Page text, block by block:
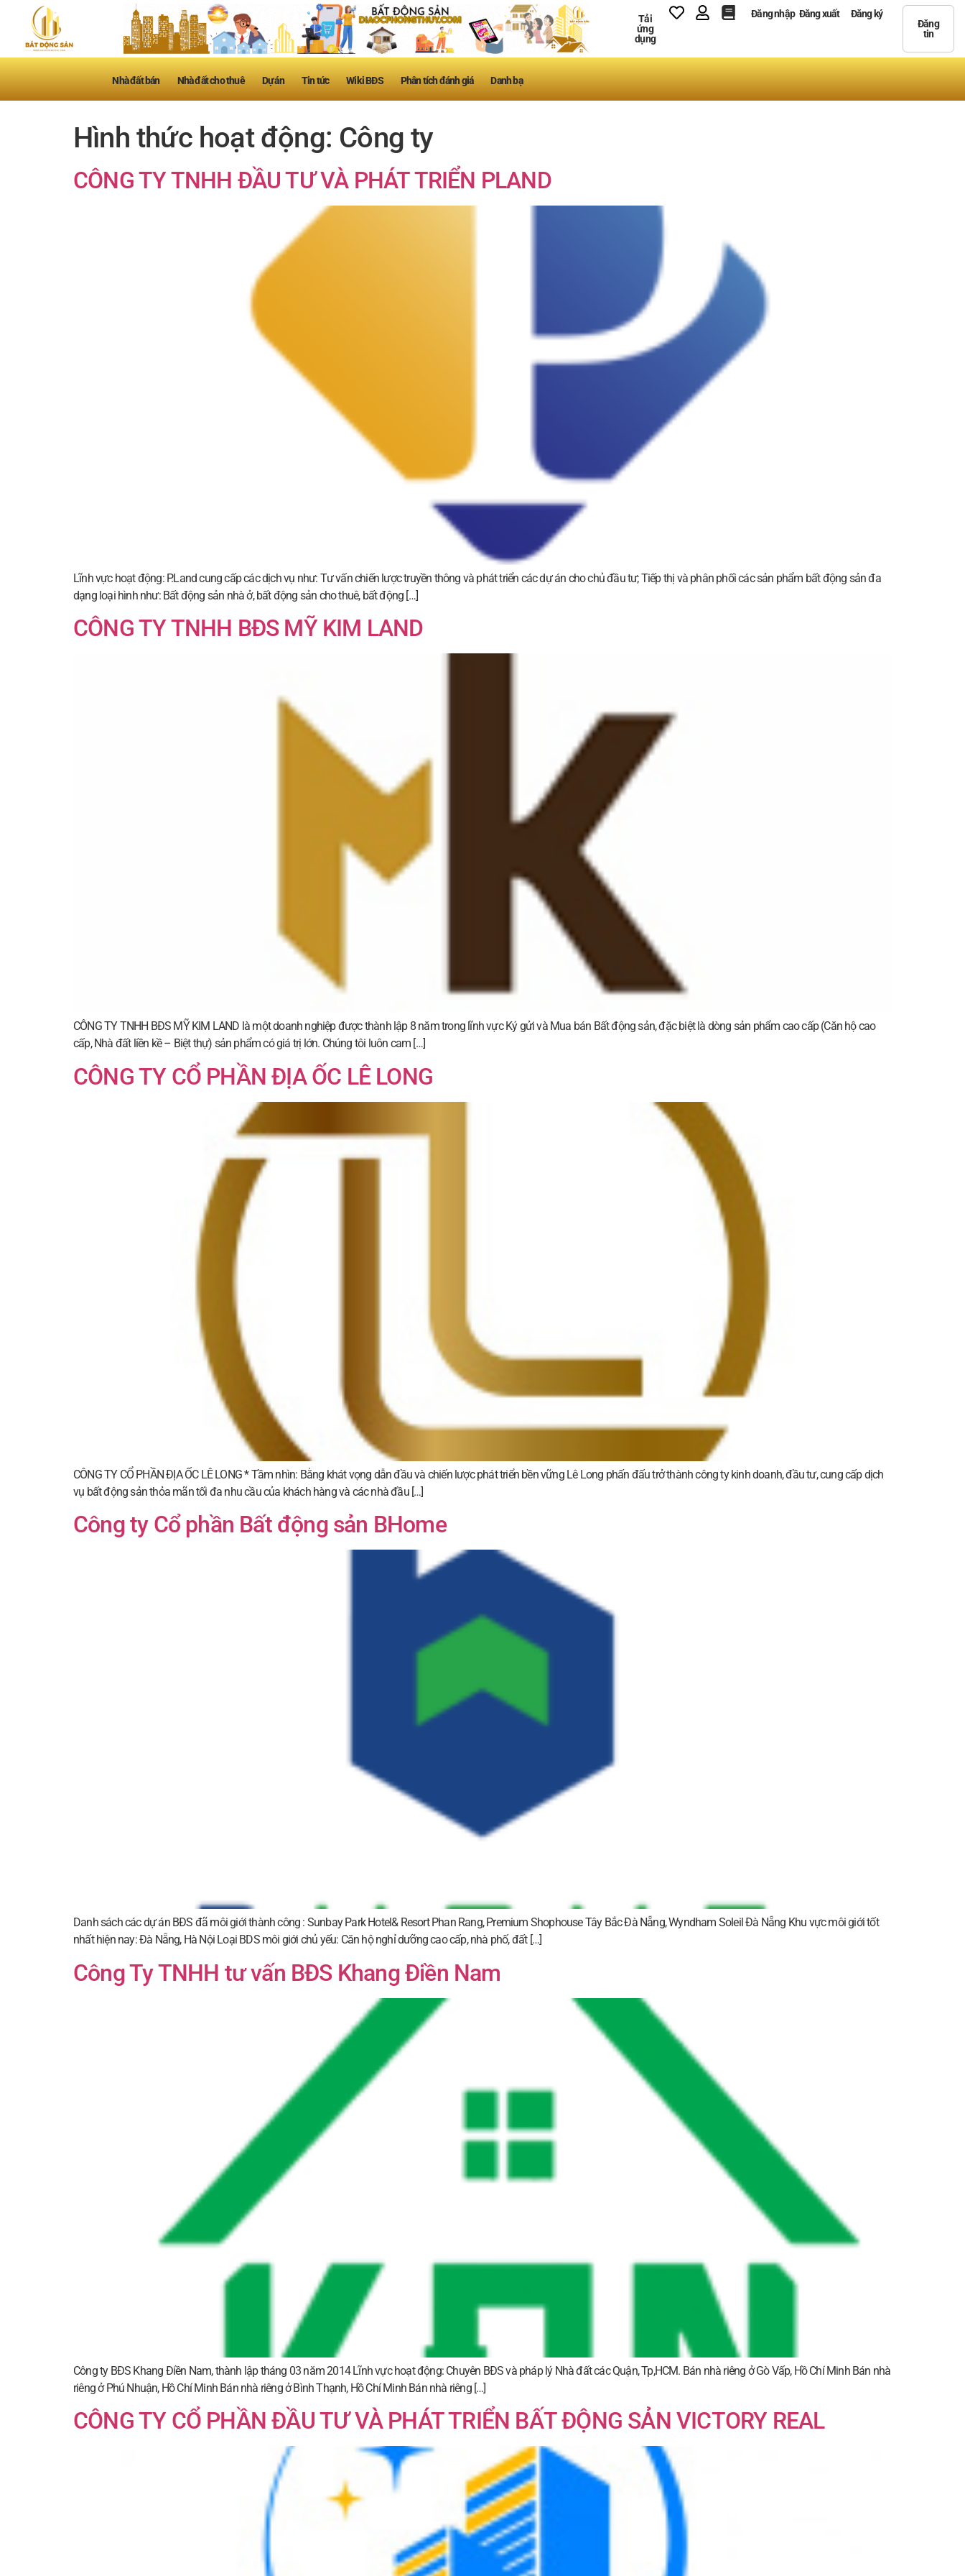
Tải
ứng
dụng
Đăng nhập Đăng xuất
Đăng ký
Đăng
tin
Nhà đất bán Nhà đất cho thuê Dự án Tin tức Wiki BĐS Phân tích đánh giá Danh bạ
Hình thức hoạt động: Công ty
CÔNG TY TNHH ĐẦU TƯ VÀ PHÁT TRIỂN PLAND
Lĩnh vực hoạt động: P.Land cung cấp các dịch vụ như: Tư vấn chiến lược truyền thông và phát triển các dự án cho chủ đầu tư; Tiếp thị và phân phối các sản phẩm bất động sản đa
dạng loại hình như: Bất động sản nhà ở, bất động sản cho thuê, bất động […]
CÔNG TY TNHH BĐS MỸ KIM LAND
CÔNG TY TNHH BĐS MỸ KIM LAND là một doanh nghiệp được thành lập 8 năm trong lĩnh vực Ký gửi và Mua bán Bất động sản, đặc biệt là dòng sản phẩm cao cấp (Căn hộ cao
cấp, Nhà đất liền kề – Biệt thự) sản phẩm có giá trị lớn. Chúng tôi luôn cam […]
CÔNG TY CỔ PHẦN ĐỊA ỐC LÊ LONG
CÔNG TY CỔ PHẦN ĐỊA ỐC LÊ LONG * Tầm nhìn: Bằng khát vọng dẫn đầu và chiến lược phát triển bền vững Lê Long phấn đấu trở thành công ty kinh doanh, đầu tư, cung cấp dịch
vụ bất động sản thỏa mãn tối đa nhu cầu của khách hàng và các nhà đầu […]
Công ty Cổ phần Bất động sản BHome
Danh sách các dự án BĐS đã môi giới thành công : Sunbay Park Hotel& Resort Phan Rang, Premium Shophouse Tây Bắc Đà Nẵng, Wyndham Soleil Đà Nẵng Khu vực môi giới tốt
nhất hiện nay: Đà Nẵng, Hà Nội Loại BDS môi giới chủ yếu: Căn hộ nghỉ dưỡng cao cấp, nhà phố, đất […]
Công Ty TNHH tư vấn BĐS Khang Điền Nam
Công ty BĐS Khang Điền Nam, thành lập tháng 03 năm 2014 Lĩnh vực hoạt động: Chuyên BĐS và pháp lý Nhà đất các Quận, Tp,HCM. Bán nhà riêng ở Gò Vấp, Hồ Chí Minh Bán nhà
riêng ở Phú Nhuận, Hồ Chí Minh Bán nhà riêng ở Bình Thạnh, Hồ Chí Minh Bán nhà riêng […]
CÔNG TY CỔ PHẦN ĐẦU TƯ VÀ PHÁT TRIỂN BẤT ĐỘNG SẢN VICTORY REAL